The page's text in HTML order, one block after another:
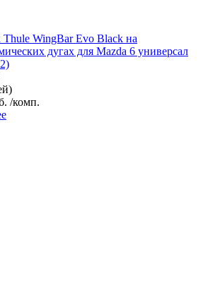
WingBar Evo Black на
дугах для Mazda 6 универсал
/комп.